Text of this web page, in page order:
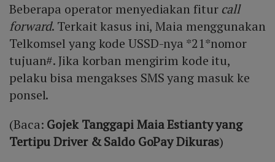
Beberapa operator menyediakan fitur call
forward. Terkait kasus ini, Maia menggunakan
Telkomsel yang kode USSD-nya *21*nomor
tujuan#. Jika korban mengirim kode itu,
pelaku bisa mengakses SMS yang masuk ke
ponsel.
(Baca: Gojek Tanggapi Maia Estianty yang
Tertipu Driver & Saldo GoPay Dikuras)